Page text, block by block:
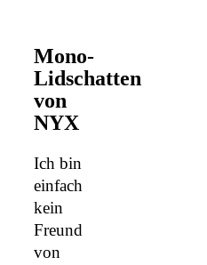
Mono-
Lidschatten
von
NYX
Ich bin
einfach
kein
Freund
von